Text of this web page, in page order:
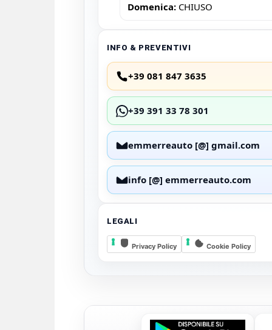
Domenica: CHIUSO
INFO & PREVENTIVI
+39 081 847 3635
+39 391 33 78 301
emmerreauto [@] gmail.com
info [@] emmerreauto.com
LEGALI
Privacy Policy Cookie Policy